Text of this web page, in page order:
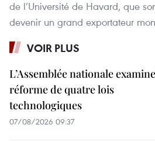
de l’Université de Havard, que
devenir un grand exportateur
VOIR PLUS
L’Assemblée nationale
réforme de quatre lois
technologiques
07/08/2026 09:37